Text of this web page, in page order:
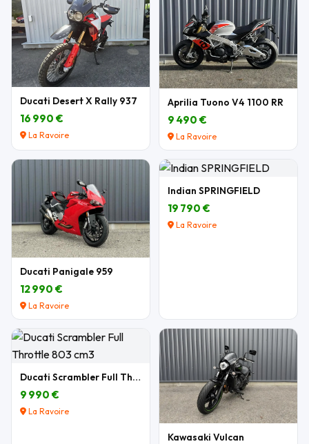
Ducati Desert X Rally 937
16 990 €
La Ravoire
Aprilia Tuono V4 1100 RR
9 490 €
La Ravoire
Ducati Panigale 959
12 990 €
La Ravoire
Indian SPRINGFIELD
19 790 €
La Ravoire
Ducati Scrambler Full Throttle 803 cm3
9 990 €
La Ravoire
Kawasaki Vulcan